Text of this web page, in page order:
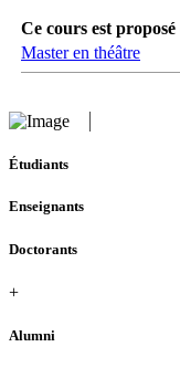
Ce cours est
Master en théâtre
Étudiants
Enseignants
Doctorants
+
Alumni